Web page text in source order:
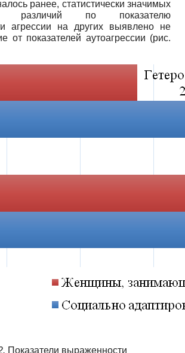
ранее, статистически значимых
различий по показателю
агрессии на других выявлено не
от показателей аутоагрессии (рис.
Показатели выраженности